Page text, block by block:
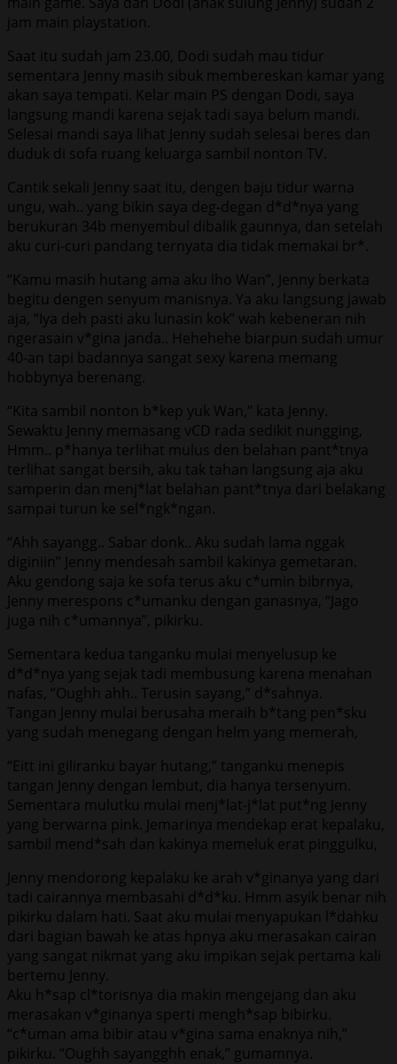
jam main playstation.
Saat itu sudah jam 23.00, Dodi sudah mau tidur
sementara Jenny masih sibuk membereskan kamar yang
akan saya tempati. Kelar main PS dengan Dodi, saya
langsung mandi karena sejak tadi saya belum mandi.
Selesai mandi saya lihat Jenny sudah selesai beres dan
duduk di sofa ruang keluarga sambil nonton TV.
Cantik sekali Jenny saat itu, dengen baju tidur warna
ungu, wah.. yang bikin saya deg-degan d*d*nya yang
berukuran 34b menyembul dibalik gaunnya, dan setelah
aku curi-curi pandang ternyata dia tidak memakai br*.
“Kamu masih hutang ama aku lho Wan”, Jenny berkata
begitu dengen senyum manisnya. Ya aku langsung jawab
aja, “Iya deh pasti aku lunasin kok” wah kebeneran nih
ngerasain v*gina janda.. Hehehehe biarpun sudah umur
40-an tapi badannya sangat sexy karena memang
hobbynya berenang.
“Kita sambil nonton b*kep yuk Wan,” kata Jenny.
Sewaktu Jenny memasang vCD rada sedikit nungging,
Hmm.. p*hanya terlihat mulus den belahan pant*tnya
terlihat sangat bersih, aku tak tahan langsung aja aku
samperin dan menj*lat belahan pant*tnya dari belakang
sampai turun ke sel*ngk*ngan.
“Ahh sayangg.. Sabar donk.. Aku sudah lama nggak
diginiin” Jenny mendesah sambil kakinya gemetaran.
Aku gendong saja ke sofa terus aku c*umin bibrnya,
Jenny merespons c*umanku dengan ganasnya, “Jago
juga nih c*umannya”, pikirku.
Sementara kedua tanganku mulai menyelusup ke
d*d*nya yang sejak tadi membusung karena menahan
nafas, “Oughh ahh.. Terusin sayang,” d*sahnya.
Tangan Jenny mulai berusaha meraih b*tang pen*sku
yang sudah menegang dengan helm yang memerah,
“Eitt ini giliranku bayar hutang,” tanganku menepis
tangan Jenny dengan lembut, dia hanya tersenyum.
Sementara mulutku mulai menj*lat-j*lat put*ng Jenny
yang berwarna pink. Jemarinya mendekap erat kepalaku,
sambil mend*sah dan kakinya memeluk erat pinggulku,
Jenny mendorong kepalaku ke arah v*ginanya yang dari
tadi cairannya membasahi d*d*ku. Hmm asyik benar nih
pikirku dalam hati. Saat aku mulai menyapukan l*dahku
dari bagian bawah ke atas hpnya aku merasakan cairan
yang sangat nikmat yang aku impikan sejak pertama kali
bertemu Jenny.
Aku h*sap cl*torisnya dia makin mengejang dan aku
merasakan v*ginanya sperti mengh*sap bibirku.
“c*uman ama bibir atau v*gina sama enaknya nih,”
pikirku. “Oughh sayangghh enak,” gumamnya.